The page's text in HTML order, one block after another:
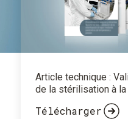
Article technique :
de la stérilisation à la
Télécharger